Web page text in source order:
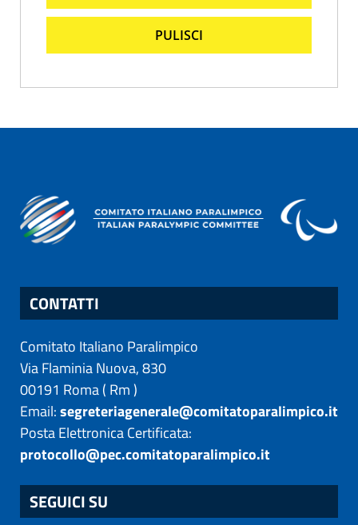
PULISCI
CONTATTI
Comitato Italiano Paralimpico
Via Flaminia Nuova, 830
00191 Roma( Rm)
Email:segreteriagenerale@comitatoparalimpico.it
Posta Elettronica Certificata:
protocollo@pec.comitatoparalimpico.it
SEGUICI SU